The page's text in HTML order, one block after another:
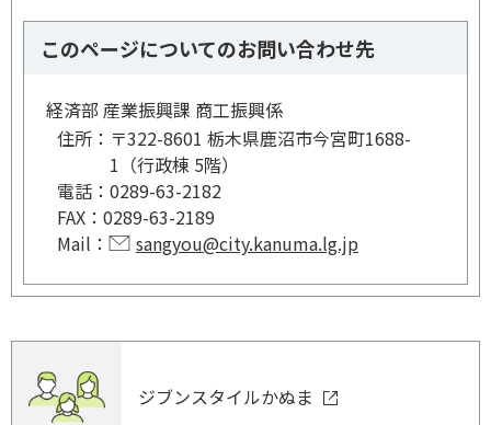
このページについてのお問い合わせ先
経済部 産業振興課 商工振興係
住所： 〒322-8601 栃木県鹿沼市今宮町1688-
1（行政棟 5階）
電話： 0289-63-2182
FAX： 0289-63-2189
Mail：
sangyou@city.kanuma.lg.jp
ジブンスタイルかぬま